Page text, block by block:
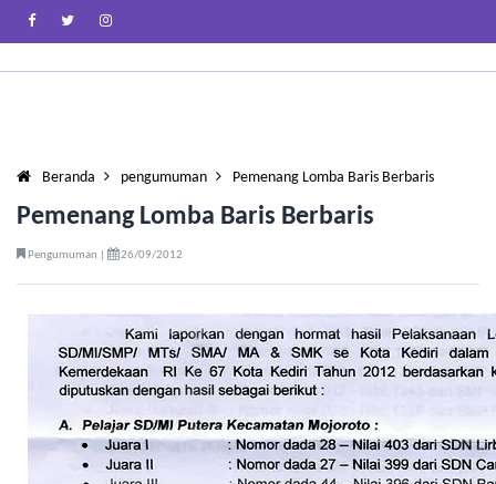
Beranda pengumuman Pemenang Lomba Baris Berbaris
Pemenang Lomba Baris Berbaris
Pengumuman | 26/09/2012